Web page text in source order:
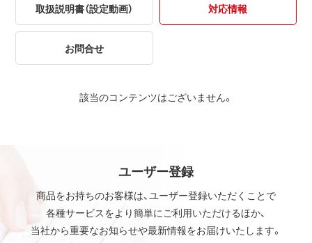
取扱説明書（設定動画） 対応情報
お問合せ
該当のコンテンツはございません。
ユーザー登録
商品をお持ちのお客様は、ユーザー登録いただくことで
各種サービスをより簡単にご利用いただけるほか、
当社から重要なお知らせや最新情報をお届けいたします。